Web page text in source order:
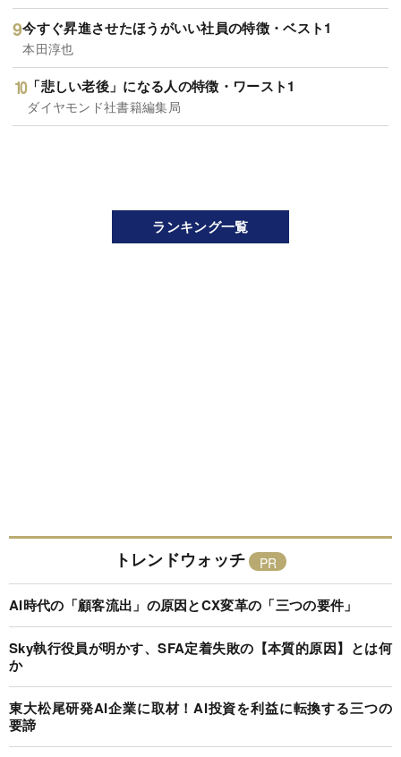
今すぐ昇進させたほうがいい社員の特徴・ベスト1
本田淳也
「悲しい老後」になる人の特徴・ワースト1
ダイヤモンド社書籍編集局
ランキング一覧
トレンドウォッチ
AI時代の「顧客流出」の原因とCX変革の「三つの要件」
Sky執行役員が明かす、SFA定着失敗の【本質的原因】とは何
か
東大松尾研発AI企業に取材！AI投資を利益に転換する三つの
要諦